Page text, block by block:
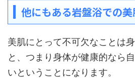
他にもある岩盤浴での
美肌にとって不可欠なことは
と、つまり身体が健康的なら
いということになります。